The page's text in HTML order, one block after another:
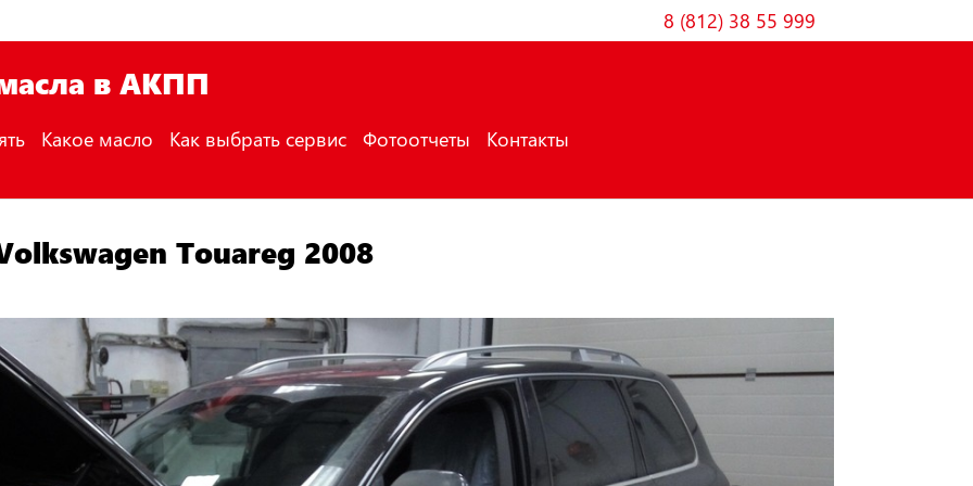
8 (812) 38 55 999
в АКПП
Какое масло Как выбрать сервис Фотоотчеты Контакты
Touareg 2008